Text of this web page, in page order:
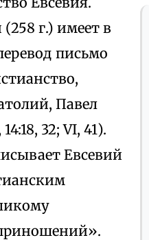
г.) имеет в
письмо
Павел
32; VI, 41).
Евсевий